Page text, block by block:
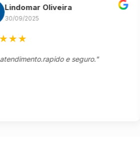
Oliveira
2025
e seguro."